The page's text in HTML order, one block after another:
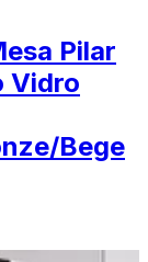
Pilar
Vidro
Bege